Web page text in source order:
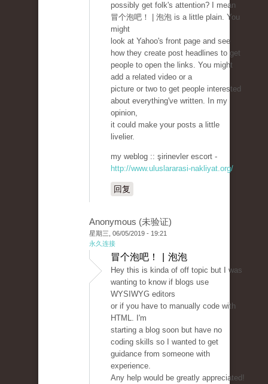
possibly get folk's attention? I mean
冒个泡吧！ | 泡泡 is a little plain. You
might
look at Yahoo's front page and see
how they create post headlines to get
people to open the links. You might
add a related video or a
picture or two to get people interested
about everything've written. In my
opinion,
it could make your posts a little
livelier.
my weblog :: şirinevler escort -
http://www.uluslararasi-nakliyat.org/
回复
Anonymous (未验证)
星期三, 06/05/2019 - 19:21
永久连接
冒个泡吧！ | 泡泡
Hey this is kinda of off topic but I was
wanting to know if blogs use
WYSIWYG editors
or if you have to manually code with
HTML. I'm
starting a blog soon but have no
coding skills so I wanted to get
guidance from someone with
experience.
Any help would be greatly appreciated!